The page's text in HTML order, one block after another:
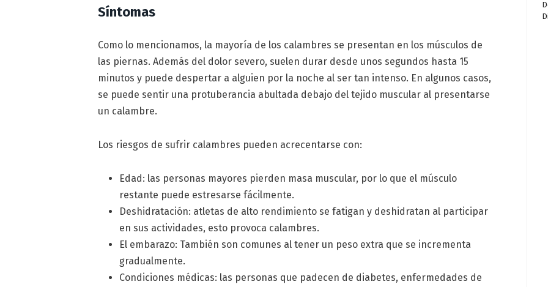
Síntomas
Como lo mencionamos, la mayoría de los calambres se presentan en los músculos de
las piernas. Además del dolor severo, suelen durar desde unos segundos hasta 15
minutos y puede despertar a alguien por la noche al ser tan intenso. En algunos casos,
se puede sentir una protuberancia abultada debajo del tejido muscular al presentarse
un calambre.
Los riesgos de sufrir calambres pueden acrecentarse con:
Edad: las personas mayores pierden masa muscular, por lo que el músculo
restante puede estresarse fácilmente.
Deshidratación: atletas de alto rendimiento se fatigan y deshidratan al participar
en sus actividades, esto provoca calambres.
El embarazo: También son comunes al tener un peso extra que se incrementa
gradualmente.
Condiciones médicas: las personas que padecen de diabetes, enfermedades de